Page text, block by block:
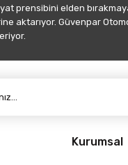
prensibini elden
aktarıyor. Güvenpar
Kurumsal